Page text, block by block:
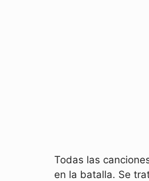
Todas las
en la batalla. Se